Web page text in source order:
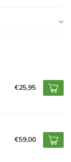
€25,95
€59,00